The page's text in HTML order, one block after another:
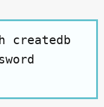
createdb